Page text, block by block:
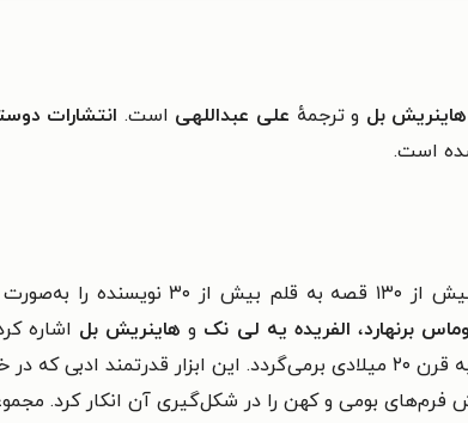
هاینریش بل و ترجمهٔ علی عبداللهی است. انتشارات
است.
مجموعه‌ای است از داستان‌های کوتاه که
برنهارد، الفریده یه لی نک و هاینریش بل اشاره
آلمان شناخته می‌شود، فرمی ادبی است که عمدهٔ تأثیر آن به قرن ۲۰ میلادی
فرم‌های بومی و کهن را در شکل‌گیری آن انکار کرد.